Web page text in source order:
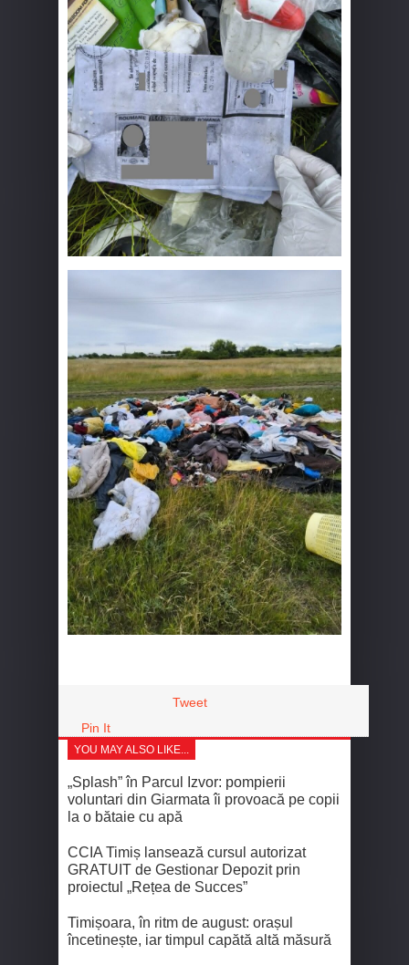
Tweet
Pin It
YOU MAY ALSO LIKE...
„Splash” în Parcul Izvor: pompierii
voluntari din Giarmata îi provoacă pe copii
la o bătaie cu apă
CCIA Timiș lansează cursul autorizat
GRATUIT de Gestionar Depozit prin
proiectul „Rețea de Succes”
Timișoara, în ritm de august: orașul
încetinește, iar timpul capătă altă măsură